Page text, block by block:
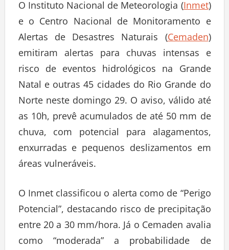
O Instituto Nacional de Meteorologia (Inmet)
e o Centro Nacional de Monitoramento e
Alertas de Desastres Naturais (Cemaden)
emitiram alertas para chuvas intensas e
risco de eventos hidrológicos na Grande
Natal e outras 45 cidades do Rio Grande do
Norte neste domingo 29. O aviso, válido até
as 10h, prevê acumulados de até 50 mm de
chuva, com potencial para alagamentos,
enxurradas e pequenos deslizamentos em
áreas vulneráveis.
O Inmet classificou o alerta como de “Perigo
Potencial”, destacando risco de precipitação
entre 20 a 30 mm/hora. Já o Cemaden avalia
como “moderada” a probabilidade de